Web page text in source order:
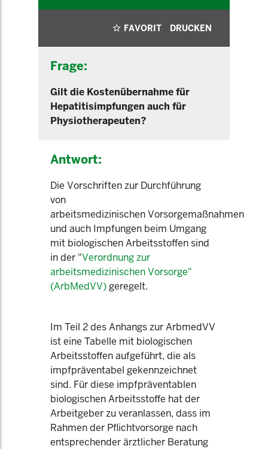
FAVORIT DRUCKEN
Frage:
Gilt die Kostenübernahme für
Hepatitisimpfungen auch für
Physiotherapeuten?
Antwort:
Die Vorschriften zur Durchführung
von
arbeitsmedizinischen Vorsorgemaßnahmen
und auch Impfungen beim Umgang
mit biologischen Arbeitsstoffen sind
in der "Verordnung zur
arbeitsmedizinischen Vorsorge"
(ArbMedVV)geregelt.
Im Teil 2 des Anhangs zur ArbmedVV
ist eine Tabelle mit biologischen
Arbeitsstoffen aufgeführt, die als
impfpräventabel gekennzeichnet
sind. Für diese impfpräventablen
biologischen Arbeitsstoffe hat der
Arbeitgeber zu veranlassen, dass im
Rahmen der Pflichtvorsorge nach
entsprechender ärztlicher Beratung